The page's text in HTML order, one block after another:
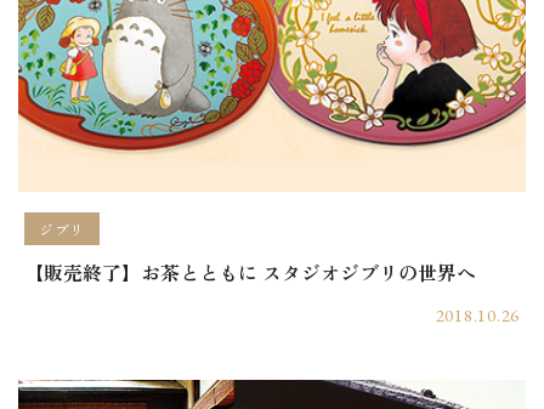
ジブリ
【販売終了】お茶とともに スタジオジブリの世界へ
2018.10.26